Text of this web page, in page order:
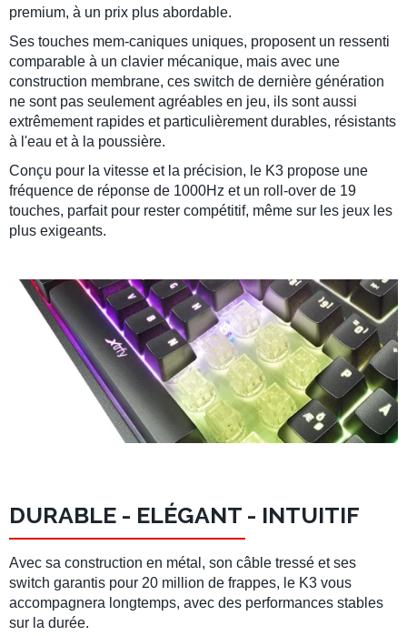
premium, à un prix plus abordable.
Ses touches mem-caniques uniques, proposent un ressenti
comparable à un clavier mécanique, mais avec une
construction membrane, ces switch de dernière génération
ne sont pas seulement agréables en jeu, ils sont aussi
extrêmement rapides et particulièrement durables, résistants
à l'eau et à la poussière.
Conçu pour la vitesse et la précision, le K3 propose une
fréquence de réponse de 1000Hz et un roll-over de 19
touches, parfait pour rester compétitif, même sur les jeux les
plus exigeants.
DURABLE - ELÉGANT - INTUITIF
Avec sa construction en métal, son câble tressé et ses
switch garantis pour 20 million de frappes, le K3 vous
accompagnera longtemps, avec des performances stables
sur la durée.